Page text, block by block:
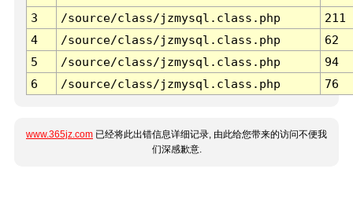
3 /source/class/jzmysql.class.php
211
4
/source/class/jzmysql.class.php
62
5
/source/class/jzmysql.class.php
94
6
/source/class/jzmysql.class.php 76
www.365jz.com 已经将此出错信息详细记录, 由此给您带来的访问不便我
们深感歉意.